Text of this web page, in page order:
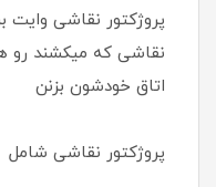
پروژکتور نقاشی وایت
نقاشی که میکشند رو
اتاق خودشون بزنن
پروژکتور نقاشی شامل